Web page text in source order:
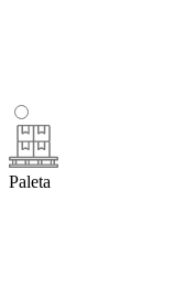
Paleta